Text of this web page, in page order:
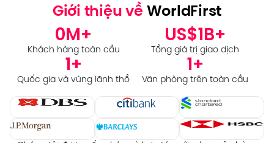
Giới thiệu về WorldFirst
Khách hàng toàn cầu
0M+
Tổng giá trị giao dịch
US$1B+
Quốc gia và vùng lãnh thổ
1+
Văn phòng trên toàn cầu
1+